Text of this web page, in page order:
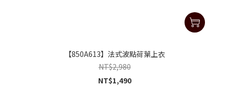
【850A613】法式波點荷葉上衣
NT$2,980
NT$1,490